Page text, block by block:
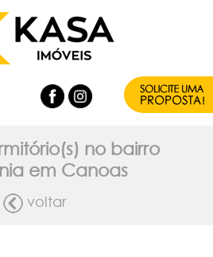
no bairro
em Canoas
voltar